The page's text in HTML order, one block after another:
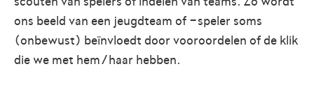
ons beeld van een jeugdteam of -speler soms
(onbewust) beïnvloedt door vooroordelen of de klik
die we met hem/haar hebben.